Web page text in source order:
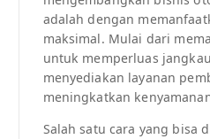
adalah dengan
maksimal. Mulai dari
untuk memperluas
menyediakan layanan
meningkatkan
Salah satu cara yang bisa